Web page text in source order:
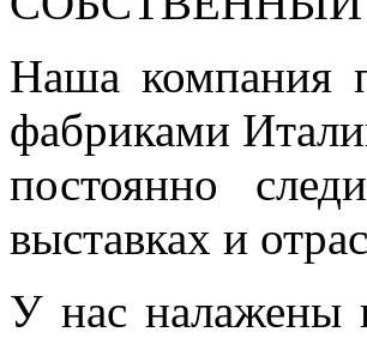
Наша компания
фабриками
постоянно
выставках и
У нас налажены